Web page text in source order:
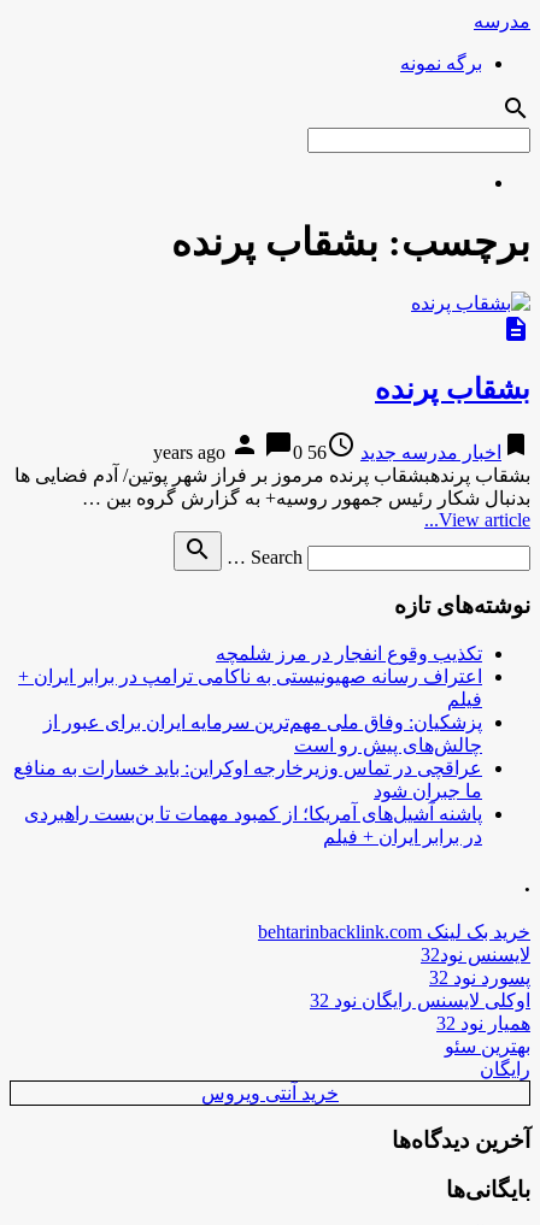
مدرسه
برگه نمونه
search
برچسب: بشقاب پرنده
description
بشقاب پرنده
bookmark اخبار مدرسه جدید access_time
56 years ago
person chat_bubble0
بشقاب پرندهبشقاب پرنده مرموز بر فراز شهر پوتین/ آدم فضایی ها
بدنبال شکار رئیس جمهور روسیه+ به گزارش گروه بین …
View article...
Search …
search
نوشته‌های تازه
تکذیب وقوع انفجار در مرز شلمچه
اعتراف رسانه صهیونیستی به ناکامی ترامپ در برابر ایران +
فیلم
پزشکیان: وفاق ملی مهم‌ترین سرمایه ایران برای عبور از
چالش‌های پیش رو است
عراقچی در تماس وزیرخارجه اوکراین: باید خسارات به منافع
ما جبران شود
پاشنه آشیل‌های آمریکا؛ از کمبود مهمات تا بن‌بست راهبردی
در برابر ایران + فیلم
.
خرید بک لینک behtarinbacklink.com
لایسنس نود32
پسورد نود 32
اوکلی لایسنس رایگان نود 32
همیار نود 32
بهترین سئو
رایگان
خرید آنتی ویروس
آخرین دیدگاه‌ها
بایگانی‌ها